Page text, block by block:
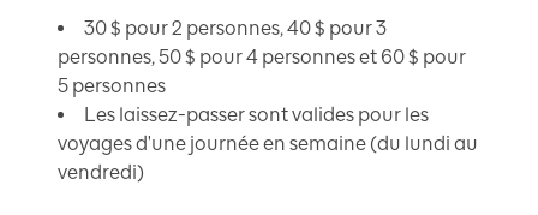
30 $ pour 2 personnes, 40 $ pour 3
personnes, 50 $ pour 4 personnes et 60 $ pour
5 personnes
Les laissez-passer sont valides pour les
voyages d'une journée en semaine (du lundi au
vendredi)